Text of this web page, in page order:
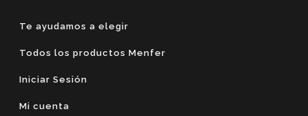
Te ayudamos a elegir
Todos los productos Menfer
Iniciar Sesión
Mi cuenta